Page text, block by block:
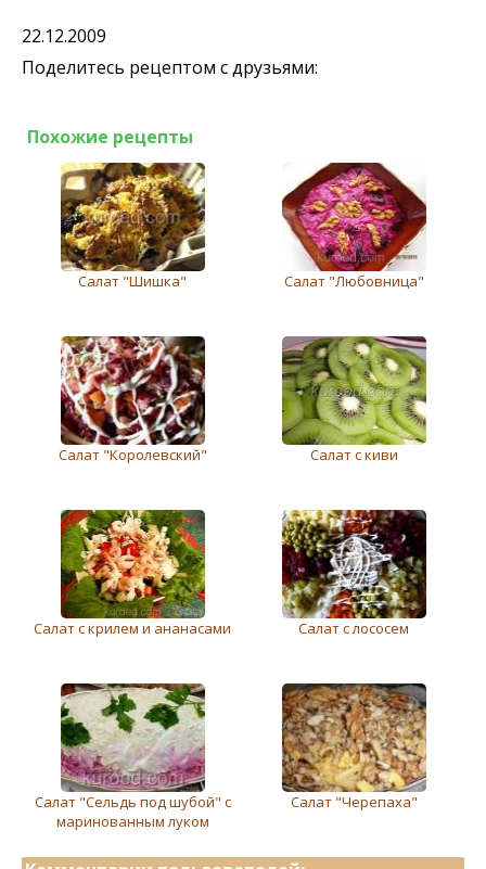
22.12.2009
Поделитесь рецептом с друзьями:
Похожие рецепты
Cалат "Шишка" Салат "Любовница"
Салат "Королeвский" Салат с киви
Салат с крилем и ананасами Салат с лососем
Салат "Сельдь под шубой" с
маринованным луком
Салат "Черепаха"